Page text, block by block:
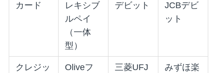
カード
レキシブ
ルペイ
（一体
型）
デビット
JCBデビ
ット
クレジッ
Oliveフ
三菱UFJ
みずほ楽